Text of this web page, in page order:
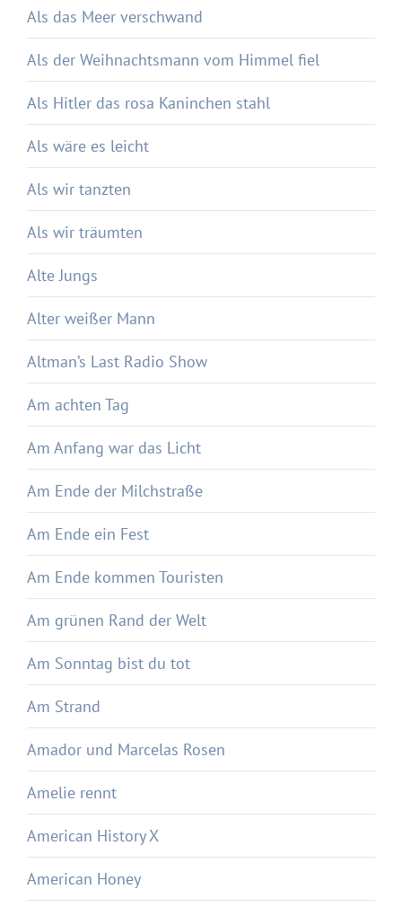
Als das Meer verschwand
Als der Weihnachtsmann vom Himmel fiel
Als Hitler das rosa Kaninchen stahl
Als wäre es leicht
Als wir tanzten
Als wir träumten
Alte Jungs
Alter weißer Mann
Altman’s Last Radio Show
Am achten Tag
Am Anfang war das Licht
Am Ende der Milchstraße
Am Ende ein Fest
Am Ende kommen Touristen
Am grünen Rand der Welt
Am Sonntag bist du tot
Am Strand
Amador und Marcelas Rosen
Amelie rennt
American History X
American Honey